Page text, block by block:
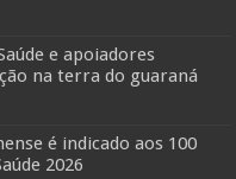
e apoiadores
na terra do guaraná
é indicado aos 100
2026